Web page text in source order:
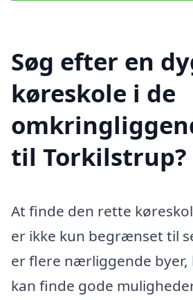
Søg efter en
køreskole i de
til Torkilstrup?
At finde den rette
er ikke kun begrænset til
er flere nærliggende byer,
kan finde gode